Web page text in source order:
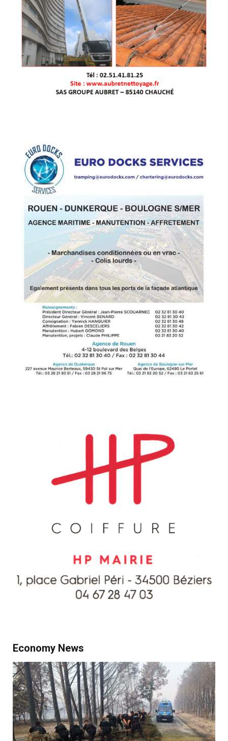
Economy News